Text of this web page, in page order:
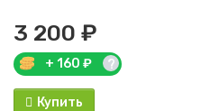
3 200 ₽
+ 160 ₽ ?
Купить